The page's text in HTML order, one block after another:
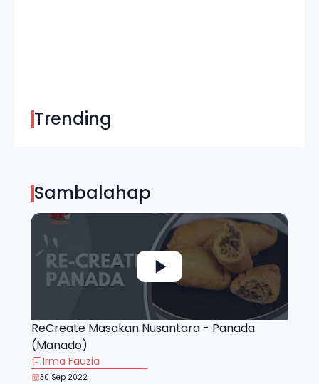
Trending
Sambalahap
ReCreate Masakan Nusantara - Panada
(Manado)
Irma Fauzia
30 Sep 2022